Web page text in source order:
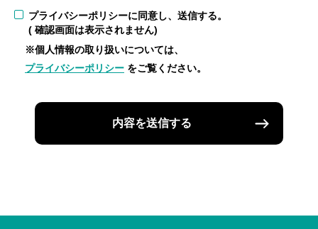
プライバシーポリシーに同意し、送信する。
( 確認画面は表示されません)
※個人情報の取り扱いについては、
プライバシーポリシー をご覧ください。
内容を送信する